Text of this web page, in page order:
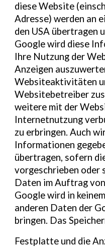
diese Website
Adresse) werden an
den USA übertragen
Google wird diese
Ihre Nutzung der
Anzeigen
Websiteaktivitäten
Websitebetreiber
weitere mit der
Internetnutzung
zu erbringen. Auch
Informationen
übertragen, sofern
vorgeschrieben
Daten im Auftrag
Google wird in
anderen Daten der
bringen. Das
Festplatte und die